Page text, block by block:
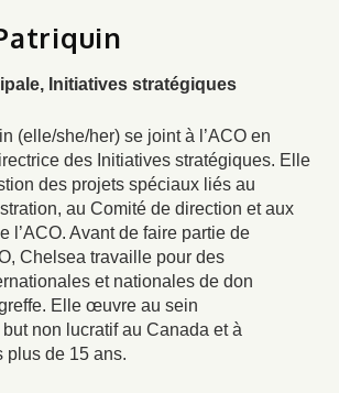
Initiatives stratégiques
(elle/she/her) se joint à l’ACO en
des Initiatives stratégiques. Elle
des projets spéciaux liés au
au Comité de direction et aux
l’ACO. Avant de faire partie de
Chelsea travaille pour des
et nationales de don
Elle œuvre au sein
non lucratif au Canada et à
plus de 15 ans.